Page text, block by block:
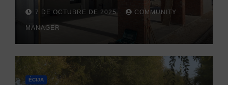
Sol: su finalización está
prevista para finales de 2025
7 DE OCTUBRE DE 2025 COMMUNITY
MANAGER
ÉCIJA